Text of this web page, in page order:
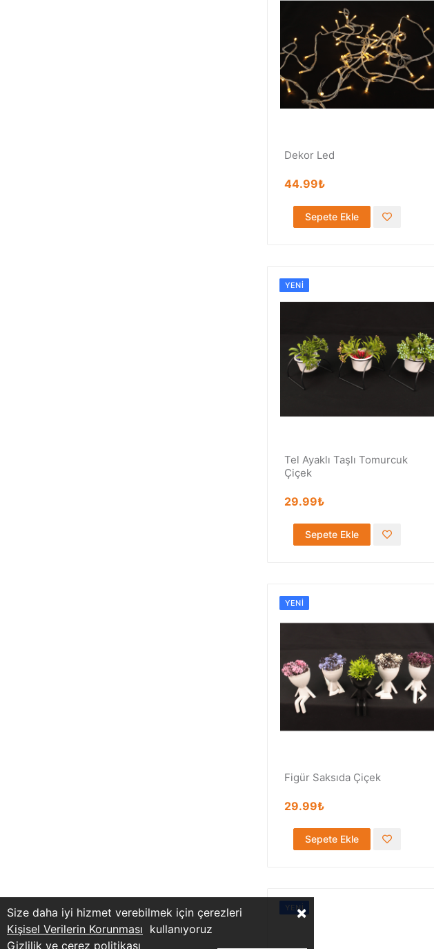
Dekor Led
44.99₺
Sepete Ekle
YENI
Tel Ayaklı Taşlı Tomurcuk
Çiçek
29.99₺
Sepete Ekle
YENI
Figür Saksıda Çiçek
29.99₺
Sepete Ekle
YENI
×
Size daha iyi hizmet verebilmek için çerezleri
kullanıyoruz
Kişisel Verilerin Korunması
Gizlilik ve çerez politikası